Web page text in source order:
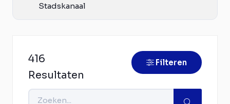
Stadskanaal
416
Resultaten
Filteren